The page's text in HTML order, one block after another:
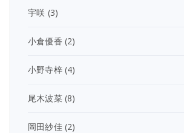
宇咲 (3)
小倉優香 (2)
小野寺梓(4)
尾木波菜(8)
岡田紗佳(2)